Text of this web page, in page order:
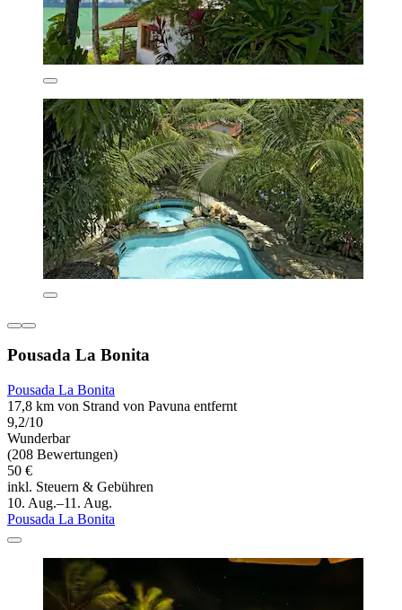
Pousada La Bonita
Pousada La Bonita
17,8 km von Strand von Pavuna entfernt
9,2/10
Wunderbar
(208 Bewertungen)
50 €
inkl. Steuern & Gebühren
10. Aug.–11. Aug.
Pousada La Bonita